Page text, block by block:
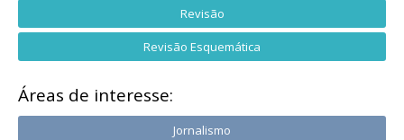
Revisão
Revisão Esquemática
Áreas de interesse:
Jornalismo